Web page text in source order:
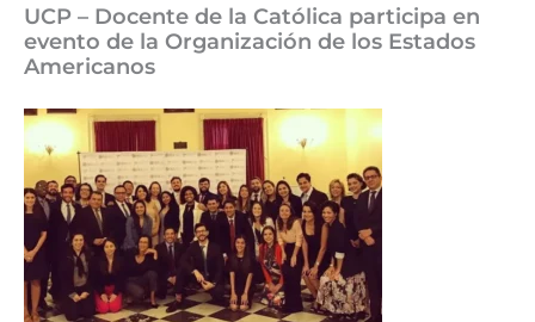
UCP – Docente de la Católica participa en
evento de la Organización de los Estados
Americanos